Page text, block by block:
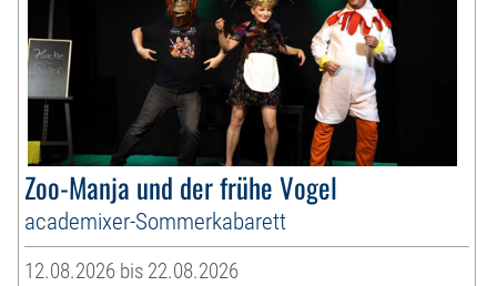
Zoo-Manja und der frühe Vogel
academixer-Sommerkabarett
12.08.2026 bis 22.08.2026